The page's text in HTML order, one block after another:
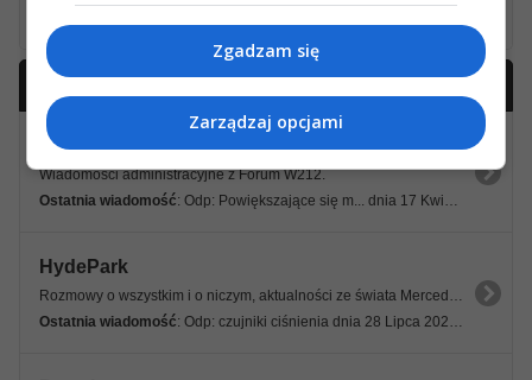
Ogłoszenia administracyjne
Wiadomości administracyjne z Forum W212.
Ostatnia wiadomość: Odp: Powiększające się m... dnia 17 Kwietnia 2022, 09:21 18s
HydePark
Rozmowy o wszystkim i o niczym, aktualności ze świata Mercedes-Benz i nie tylko.
Ostatnia wiadomość: Odp: czujniki ciśnienia dnia 28 Lipca 2026, 08:42 11s
Zgadzam się
Zarządzaj opcjami